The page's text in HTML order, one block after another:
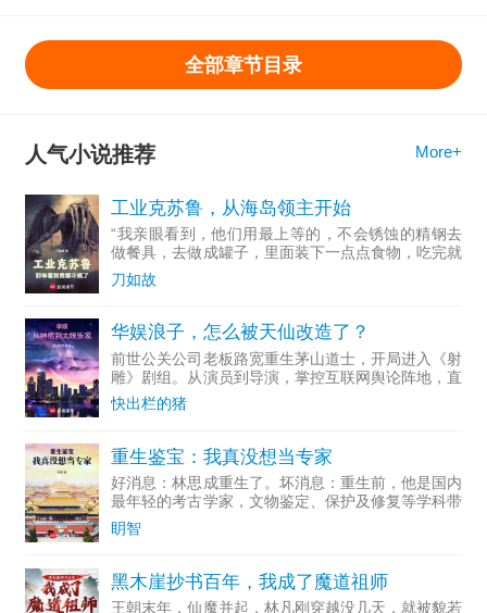
全部章节目录
人气小说推荐 More+
工业克苏鲁，从海岛领主开始
“我亲眼看到，他们用最上等的，不会锈蚀的精钢去
做餐具，去做成罐子，里面装下一点点食物，吃完就
随手扔掉...
刀如故
华娱浪子，怎么被天仙改造了？
前世公关公司老板路宽重生茅山道士，开局进入《射
雕》剧组。从演员到导演，掌控互联网舆论阵地，直
至成为资...
快出栏的猪
重生鉴宝：我真没想当专家
好消息：林思成重生了。坏消息：重生前，他是国内
最年轻的考古学家，文物鉴定、保护及修复等学科带
头人。多...
眀智
黑木崖抄书百年，我成了魔道祖师
王朝末年，仙魔并起，林凡刚穿越没几天，就被貌若